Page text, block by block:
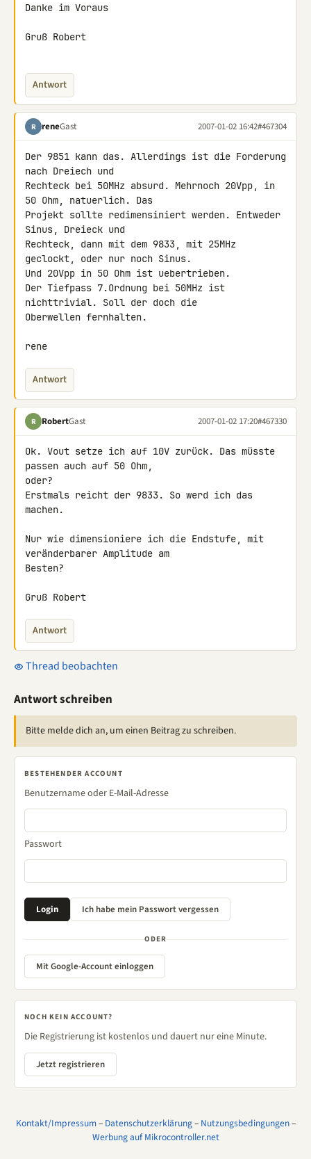
Danke im Voraus
Gruß Robert
Antwort
R reneGast 2007-01-02 16:42#467304
Der 9851 kann das. Allerdings ist die Forderung
nach Dreiech und
Rechteck bei 50MHz absurd. Mehrnoch 20Vpp, in
50 Ohm, natuerlich. Das
Projekt sollte redimensiniert werden. Entweder
Sinus, Dreieck und
Rechteck, dann mit dem 9833, mit 25MHz
geclockt, oder nur noch Sinus.
Und 20Vpp in 50 Ohm ist uebertrieben.
Der Tiefpass 7.Ordnung bei 50MHz ist
nichttrivial. Soll der doch die
Oberwellen fernhalten.
rene
Antwort
R RobertGast 2007-01-02 17:20#467330
Ok. Vout setze ich auf 10V zurück. Das müsste
passen auch auf 50 Ohm,
oder?
Erstmals reicht der 9833. So werd ich das
machen.
Nur wie dimensioniere ich die Endstufe, mit
veränderbarer Amplitude am
Besten?
Gruß Robert
Antwort
Thread beobachten
Antwort schreiben
Bitte melde dich an, um einen Beitrag zu schreiben.
BESTEHENDER ACCOUNT
Benutzername oder E-Mail-Adresse
Passwort
ODER
Mit Google-Account einloggen
NOCH KEIN ACCOUNT?
Die Registrierung ist kostenlos und dauert nur eine Minute.
Jetzt registrieren
Kontakt/Impressum– Datenschutzerklärung– Nutzungsbedingungen–
Werbung auf Mikrocontroller.net